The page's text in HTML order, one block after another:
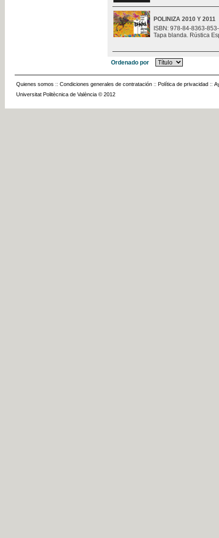
POLINIZA 2010 Y 2011
ISBN: 978-84-8363-
Tapa blanda. Rústica
Ordenado por
Quienes somos :: Condiciones generales de contratación :: Política de privacidad ::
Universitat Politècnica de València © 2012